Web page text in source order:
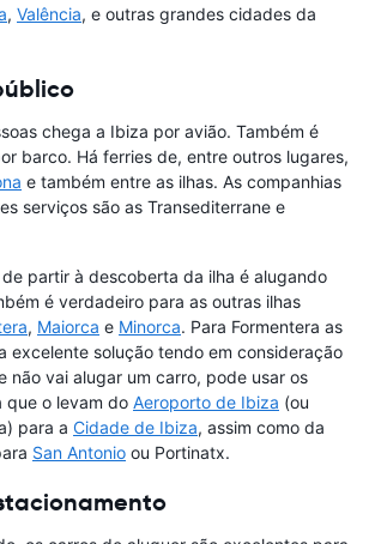
, Valência, e outras grandes cidades da
chega a Ibiza por avião. Também é
barco. Há ferries de, entre outros lugares,
e também entre as ilhas. As companhias
serviços são as Transediterrane e
partir à descoberta da ilha é alugando
é verdadeiro para as outras ilhas
, Maiorca e Minorca. Para Formentera as
excelente solução tendo em consideração
não vai alugar um carro, pode usar os
que o levam do Aeroporto de Ibiza (ou
para a Cidade de Ibiza, assim como da
San Antonio ou Portinatx.